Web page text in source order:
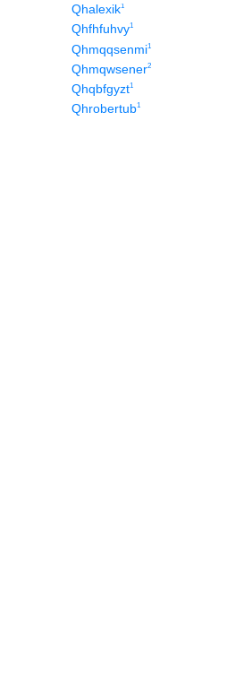
Qhalexik1
Qhfhfuhvy1
Qhmqqsenmi1
Qhmqwsener2
Qhqbfgyzt1
Qhrobertub1